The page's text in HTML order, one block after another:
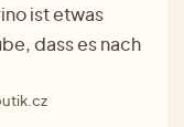
ist etwas
dass es nach